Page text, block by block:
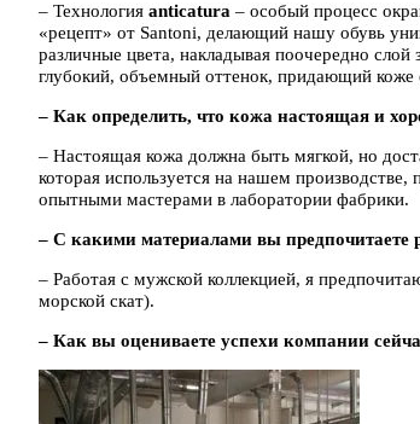
– Технология anticatura – особый процесс
«рецепт» от Santoni, делающий нашу обувь
различные цвета, накладывая поочередно
глубокий, объемный оттенок, придающий коже
– Как определить, что кожа настоящая и
– Настоящая кожа должна быть мягкой, но
которая используется на нашем
опытными мастерами в лаборатории фабрики.
– С какими материалами вы предпочитаете
– Работая с мужской коллекцией, я
морской скат).
– Как вы оцениваете успехи компании